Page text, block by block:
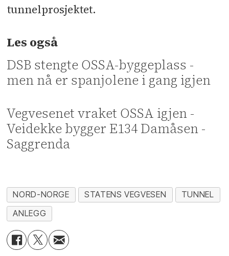
tunnelprosjektet.
Les også
DSB stengte OSSA-byggeplass -
men nå er spanjolene i gang igjen
Vegvesenet vraket OSSA igjen -
Veidekke bygger E134 Damåsen -
Saggrenda
NORD-NORGE STATENS VEGVESEN
TUNNEL
ANLEGG